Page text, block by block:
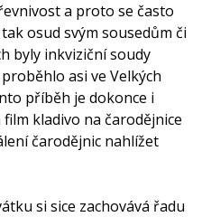
a proto se často
osud svým sousedům či
byly inkviziční soudy
asi ve Velkých
příběh je dokonce i
kladivo na čarodějnice
čarodějnic nahlížet
si sice zachovává řadu